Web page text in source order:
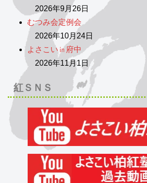
2026年9月26日
むつみ会定例会
2026年10月24日
よさこい㏌府中
2026年11月1日
紅ＳＮＳ